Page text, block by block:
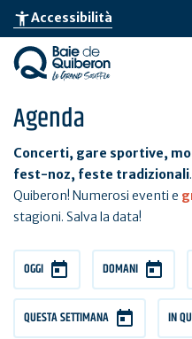
Skip
main
content
accessibility_newAccessibilità
Agenda
Concerti, gare sportive,
fest-noz, feste tradizionali
Quiberon! Numerosi eventi e
stagioni. Salva la data!
OGGI DOMANI
QUESTA SETTIMANA IN